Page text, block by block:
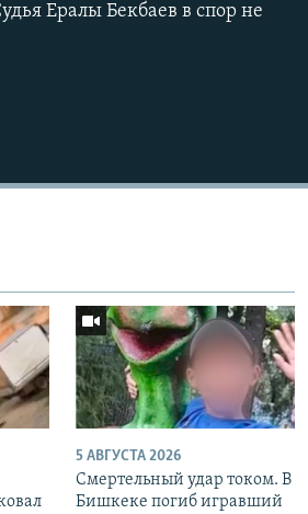
Ералы Бекбаев в спор не
5 АВГУСТА 2026
Смертельный удар током. В
Бишкеке погиб игравший